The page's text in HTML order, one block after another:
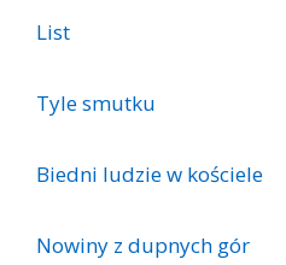
List
Tyle smutku
Biedni ludzie w kościele
Nowiny z dupnych gór